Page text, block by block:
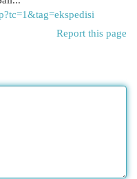
Report this page